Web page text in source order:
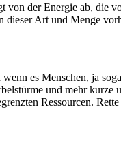
der Energie ab, die
dieser Art und Menge
es Menschen, ja
und mehr kurze
Ressourcen.